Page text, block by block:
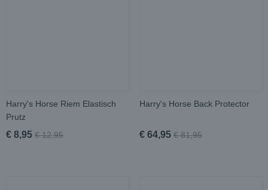
Harry's Horse Riem Elastisch
Prutz
€ 8,95 € 12,95
Harry's Horse Back Protector
€ 64,95 € 81,95